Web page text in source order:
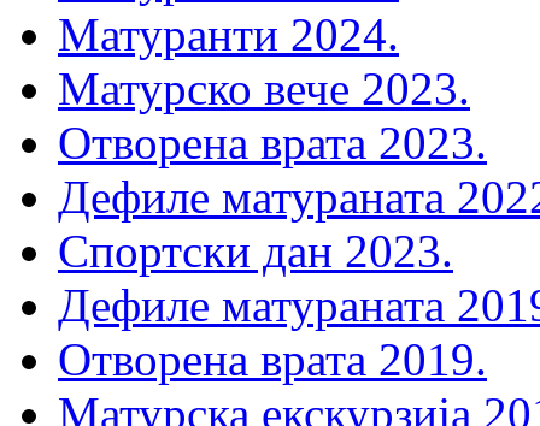
Матуранти 2024.
Матурско вече 2023.
Отворена врата 2023.
Дефиле матураната
Спортски дан 2023.
Дефиле матураната
Отворена врата 2019.
Матурска екскурзија